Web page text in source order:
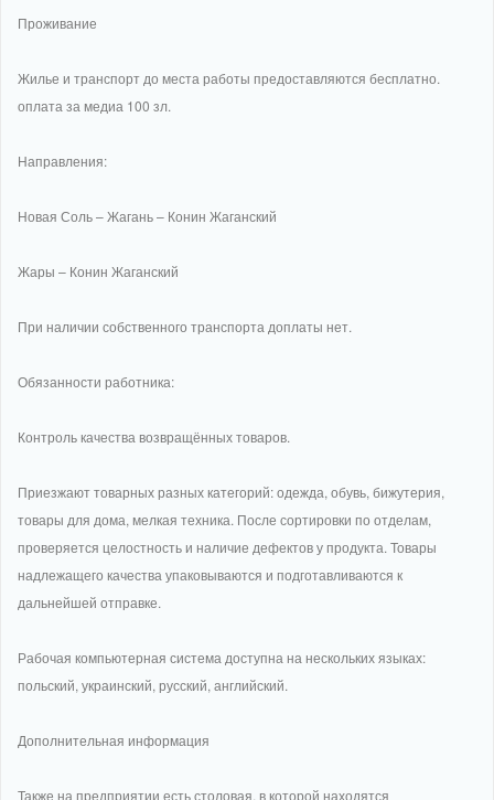
Проживание
Жилье и транспорт до места работы предоставляются бесплатно.
оплата за медиа 100 зл.
Направления:
Новая Соль – Жагань – Конин Жаганский
Жары – Конин Жаганский
При наличии собственного транспорта доплаты нет.
Обязанности работника:
Контроль качества возвращённых товаров.
Приезжают товарных разных категорий: одежда, обувь, бижутерия,
товары для дома, мелкая техника. После сортировки по отделам,
проверяется целостность и наличие дефектов у продукта. Товары
надлежащего качества упаковываются и подготавливаются к
дальнейшей отправке.
Рабочая компьютерная система доступна на нескольких языках:
польский, украинский, русский, английский.
Дополнительная информация
Также на предприятии есть столовая, в которой находятся